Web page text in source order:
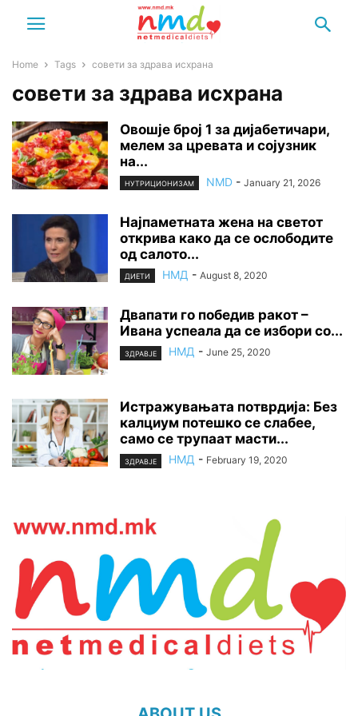
Home Tags совети за здрава исхрана
совети за здрава исхрана
Овошје број 1 за дијабетичари,
мелем за цревата и сојузник
на...
НУТРИЦИОНИЗАМ NMD - January 21, 2026
Најпаметната жена на светот
открива како да се ослободите
од салото...
ДИЕТИ НМД - August 8, 2020
Двапати го победив ракот –
Ивана успеала да се избори со...
ЗДРАВЈЕ НМД - June 25, 2020
Истражувањата потврдија: Без
калциум потешко се слабее,
само се трупаат масти...
ЗДРАВЈЕ НМД - February 19, 2020